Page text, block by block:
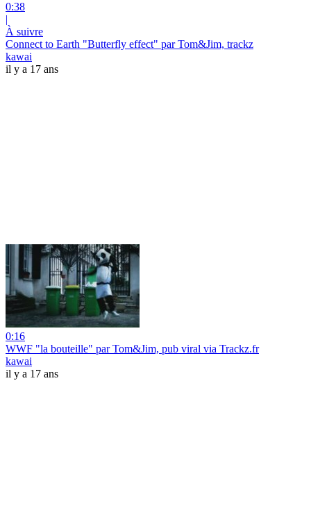
0:38
|
À suivre
Connect to Earth "Butterfly effect" par Tom&Jim, trackz
kawai
il y a 17 ans
0:16
WWF "la bouteille" par Tom&Jim, pub viral via Trackz.fr
kawai
il y a 17 ans